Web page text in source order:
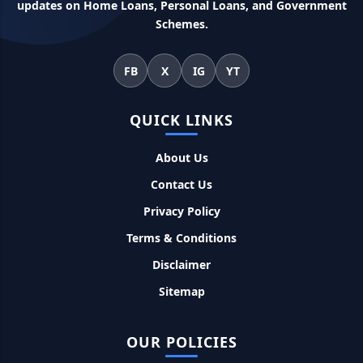
महिलाओं के लिए ये 5 लोन होते है ब्याज फ्री, छोटी किस्तों में आसानी से कर
Kotak Saving Account Open Online: आज ही घर बैठे खोले ये
जीरो बैलेंस बैंक अकाउंट, फ्री डेबिट कार्ड और जमा पर तगड़ा ब्याज
UPI Credit Line Loan: अब UPI से भी ले सकते है 50000 तक का लोन,
हुई प्रधानमंत्री होम लोन योजना, 25 लाख को मिलेगा पैसा
आवेदन हुए शुरू, इस प्रकार ले सकते है दस लाख तक का लोन
updates on Home Loans, Personal Loans, and Government
Schemes.
FB X IG YT
QUICK LINKS
About Us
Contact Us
Privacy Policy
Terms & Conditions
Disclaimer
Sitemap
OUR POLICIES